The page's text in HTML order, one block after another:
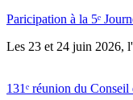
Paricipation à la 5ᵉ
‎Les 23 et 24 juin 2026,
131ᵉ réunion du